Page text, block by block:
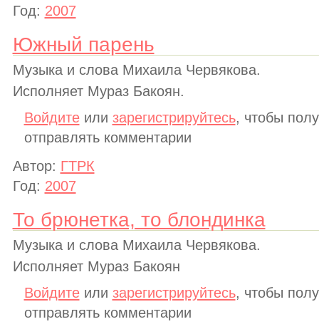
Год: 2007
Южный парень
Музыка и слова Михаила Червякова.
Исполняет Мураз Бакоян.
Войдитеили зарегистрируйтесь, чтобы
отправлять комментарии
Автор: ГТРК
Год: 2007
То брюнетка, то блондинка
Музыка и слова Михаила Червякова.
Исполняет Мураз Бакоян
Войдитеили зарегистрируйтесь, чтобы
отправлять комментарии